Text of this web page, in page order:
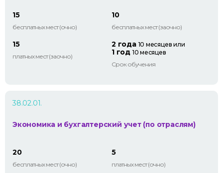
15
бесплатных мест (очно)
10
бесплатных мест (заочно)
15
платных мест (заочно)
2 года 10 месяцев или
1 год 10 месяцев
Срок обучения
38.02.01.
Экономика и бухгалтерский учет (по отраслям)
20
бесплатных мест (очно)
5
платных мест (очно)